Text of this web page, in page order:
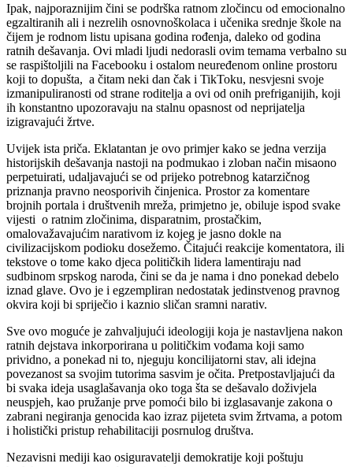
Ipak, najporaznijim čini se podrška ratnom zločincu od emocionalno
egzaltiranih ali i nezrelih osnovnoškolaca i učenika srednje škole na
čijem je rodnom listu upisana godina rođenja, daleko od godina
ratnih dešavanja. Ovi mladi ljudi nedorasli ovim temama verbalno su
se raspištoljili na Facebooku i ostalom neuređenom online prostoru
koji to dopušta, a čitam neki dan čak i TikToku, nesvjesni svoje
izmanipuliranosti od strane roditelja a ovi od onih prefriganijih, koji
ih konstantno upozoravaju na stalnu opasnost od neprijatelja
izigravajući žrtve.
Uvijek ista priča. Eklatantan je ovo primjer kako se jedna verzija
historijskih dešavanja nastoji na podmukao i zloban način misaono
perpetuirati, udaljavajući se od prijeko potrebnog katarzičnog
priznanja pravno neosporivih činjenica. Prostor za komentare
brojnih portala i društvenih mreža, primjetno je, obiluje ispod svake
vijesti o ratnim zločinima, disparatnim, prostačkim,
omalovažavajućim narativom iz kojeg je jasno dokle na
civilizacijskom podioku dosežemo. Čitajući reakcije komentatora, ili
tekstove o tome kako djeca političkih lidera lamentiraju nad
sudbinom srpskog naroda, čini se da je nama i dno ponekad debelo
iznad glave. Ovo je i egzempliran nedostatak jedinstvenog pravnog
okvira koji bi spriječio i kaznio sličan sramni narativ.
Sve ovo moguće je zahvaljujući ideologiji koja je nastavljena nakon
ratnih dejstava inkorporirana u političkim vođama koji samo
prividno, a ponekad ni to, njeguju koncilijatorni stav, ali idejna
povezanost sa svojim tutorima sasvim je očita. Pretpostavljajući da
bi svaka ideja usaglašavanja oko toga šta se dešavalo doživjela
neuspjeh, kao pružanje prve pomoći bilo bi izglasavanje zakona o
zabrani negiranja genocida kao izraz pijeteta svim žrtvama, a potom
i holistički pristup rehabilitaciji posrnulog društva.
Nezavisni mediji kao osiguravatelji demokratije koji poštuju